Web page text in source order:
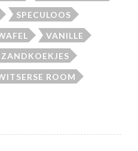
SPECULOOS
VANILLE
ZANDKOEKJES
ROOM